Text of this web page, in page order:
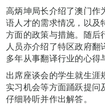
高炳坤局长介绍了澳门作
语人才的需求情况，以及
方面的政策与措施。随后
人员亦介绍了特区政府
多年从事翻译行业的心得
出席座谈会的学生就生涯
实习机会等方面踊跃提问
仔细聆听并作出解答。